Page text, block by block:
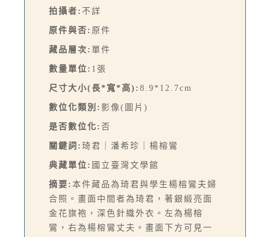
拍攝者: 不詳
原件與否: 原件
藏品層次: 單件
數量單位: 1張
尺寸大小(長*寬*高): 8.9*12.7cm
數位化類別: 影像(圖片)
是否數位化: 否
關鍵詞: 琦君｜潘希珍｜楊榕鸞
典藏單位: 國立臺灣文學館
摘要: 本件藏品為琦君與學生楊榕鸞夫婦
合照。畫面中間者為琦君，著銀緞亮面
金花旗袍，深色針織外衣。左為楊榕
鸞，右為楊榕鸞丈夫。畫面下方可見一